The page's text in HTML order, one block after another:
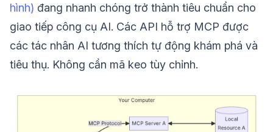
hình) đang nhanh chóng trở thành tiêu chuẩn cho
giao tiếp công cụ AI. Các API hỗ trợ MCP được
các tác nhân AI tương thích tự động khám phá và
tiêu thụ. Không cần mã keo tùy chỉnh.